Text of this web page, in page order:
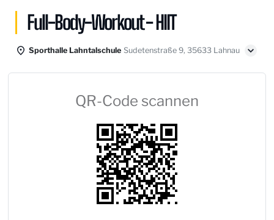
Full-Body-Workout - HIIT
Sporthalle Lahntalschule Sudetenstraße 9, 35633 Lahnau
QR-Code scannen